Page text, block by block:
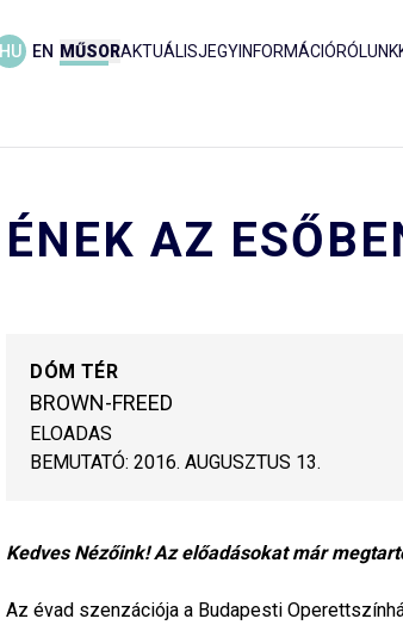
HU EN MŰSORAKTUÁLISJEGYINFORMÁCIÓRÓLUNK
ÉNEK AZ
DÓM TÉR
BROWN-FREED
ELOADAS
BEMUTATÓ: 2016. AUGUSZTUS 13.
Kedves Nézőink! Az előadásokat már
Az évad szenzációja a Budapesti